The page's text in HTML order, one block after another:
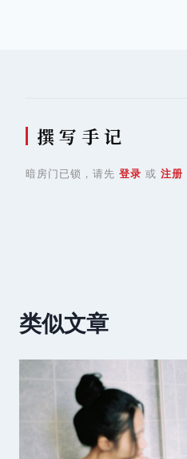
撰 写 手 记
暗房门已锁，请先 登录 或 注册
类似文章